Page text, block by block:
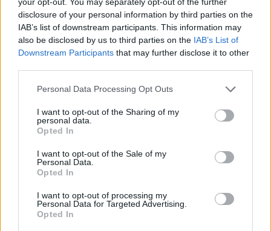
disclosure of your personal information by third parties on the
IAB’s list of downstream participants. This information may
also be disclosed by us to third parties on the IAB’s List of
Downstream Participants that may further disclose it to other
Personal Data Processing Opt Outs
I want to opt-out of the Sharing of my
personal data.
Opted In
I want to opt-out of the Sale of my
Personal Data.
Opted In
I want to opt-out of processing my
Personal Data for Targeted Advertising.
Opted In